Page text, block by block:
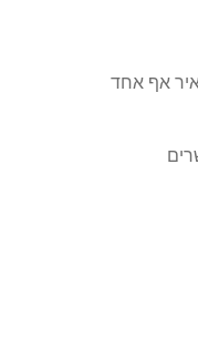
אף אחד